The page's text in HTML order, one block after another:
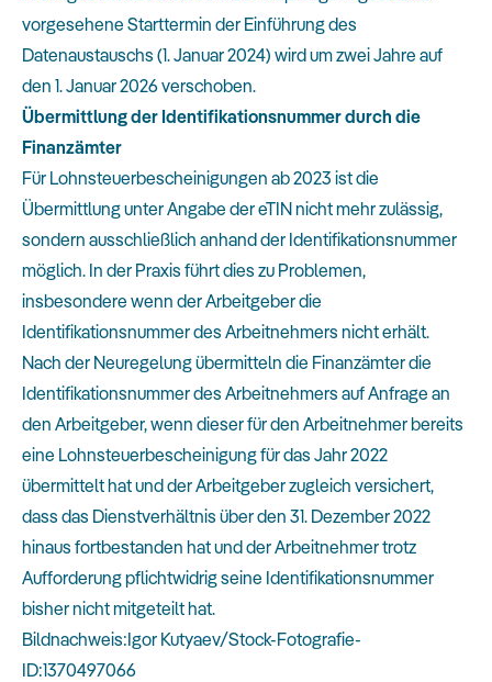
vorgesehene Starttermin der Einführung des
Datenaustauschs (1. Januar 2024) wird um zwei Jahre auf
den 1. Januar 2026 verschoben.
Übermittlung der Identifikationsnummer durch die
Finanzämter
Für Lohnsteuerbescheinigungen ab 2023 ist die
Übermittlung unter Angabe der eTIN nicht mehr zulässig,
sondern ausschließlich anhand der Identifikationsnummer
möglich. In der Praxis führt dies zu Problemen,
insbesondere wenn der Arbeitgeber die
Identifikationsnummer des Arbeitnehmers nicht erhält.
Nach der Neuregelung übermitteln die Finanzämter die
Identifikationsnummer des Arbeitnehmers auf Anfrage an
den Arbeitgeber, wenn dieser für den Arbeitnehmer bereits
eine Lohnsteuerbescheinigung für das Jahr 2022
übermittelt hat und der Arbeitgeber zugleich versichert,
dass das Dienstverhältnis über den 31. Dezember 2022
hinaus fortbestanden hat und der Arbeitnehmer trotz
Aufforderung pflichtwidrig seine Identifikationsnummer
bisher nicht mitgeteilt hat.
Bildnachweis:Igor Kutyaev/Stock-Fotografie-
ID:1370497066